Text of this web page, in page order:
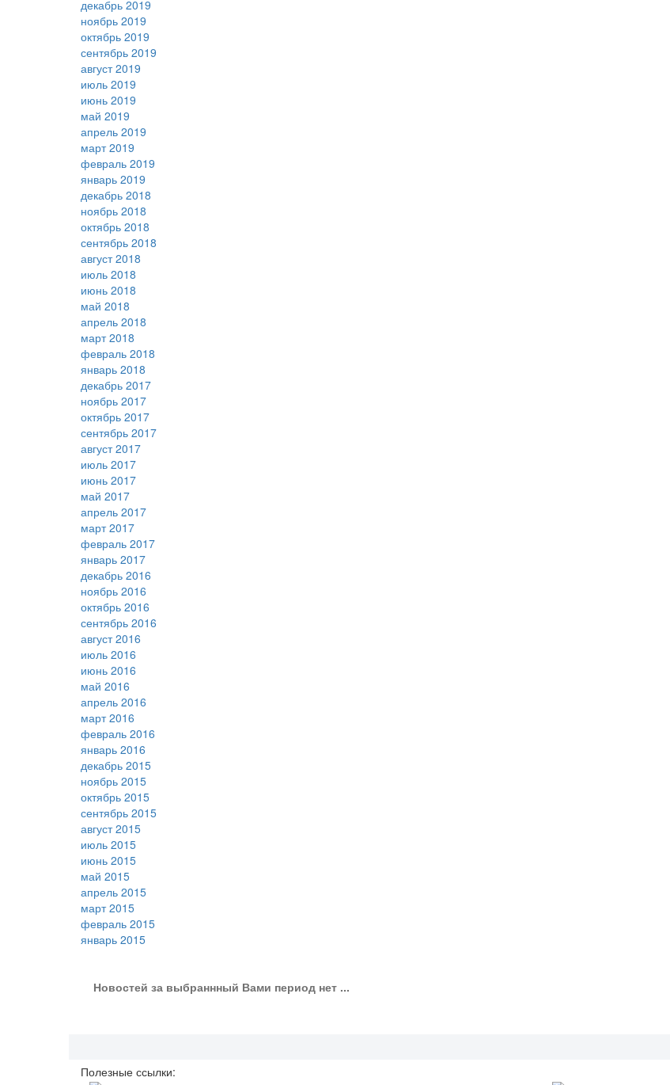
декабрь 2019
ноябрь 2019
октябрь 2019
сентябрь 2019
август 2019
июль 2019
июнь 2019
май 2019
апрель 2019
март 2019
февраль 2019
январь 2019
декабрь 2018
ноябрь 2018
октябрь 2018
сентябрь 2018
август 2018
июль 2018
июнь 2018
май 2018
апрель 2018
март 2018
февраль 2018
январь 2018
декабрь 2017
ноябрь 2017
октябрь 2017
сентябрь 2017
август 2017
июль 2017
июнь 2017
май 2017
апрель 2017
март 2017
февраль 2017
январь 2017
декабрь 2016
ноябрь 2016
октябрь 2016
сентябрь 2016
август 2016
июль 2016
июнь 2016
май 2016
апрель 2016
март 2016
февраль 2016
январь 2016
декабрь 2015
ноябрь 2015
октябрь 2015
сентябрь 2015
август 2015
июль 2015
июнь 2015
май 2015
апрель 2015
март 2015
февраль 2015
январь 2015
Новостей за выбраннный Вами период нет ...
Полезные ссылки: